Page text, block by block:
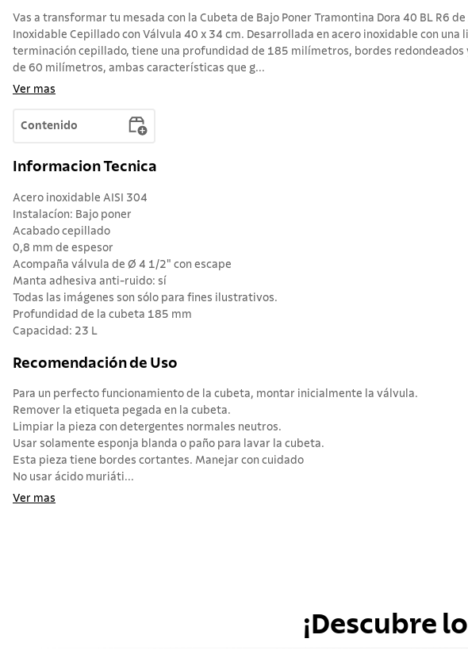
Vas a transformar tu mesada con la Cubeta de Bajo Poner Tramontina Dora 40 BL R6
Inoxidable Cepillado con Válvula 40 x 34 cm. Desarrollada en acero inoxidable con una
terminación cepillado, tiene una profundidad de 185 milímetros, bordes redondeados
de 60 milímetros, ambas características que g...
Ver mas
Contenido
Informacion Tecnica
Acero inoxidable AISI 304
Instalacíon: Bajo poner
Acabado cepillado
0,8 mm de espesor
Acompaña válvula de Ø 4 1/2" con escape
Manta adhesiva anti-ruido: sí
Todas las imágenes son sólo para fines ilustrativos.
Profundidad de la cubeta 185 mm
Capacidad: 23 L
Recomendación de Uso
Para un perfecto funcionamiento de la cubeta, montar inicialmente la válvula.
Remover la etiqueta pegada en la cubeta.
Limpiar la pieza con detergentes normales neutros.
Usar solamente esponja blanda o paño para lavar la cubeta.
Esta pieza tiene bordes cortantes. Manejar con cuidado
No usar ácido muriáti...
Ver mas
¡Descubre